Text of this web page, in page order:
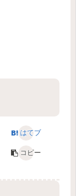
はてブ
コピー